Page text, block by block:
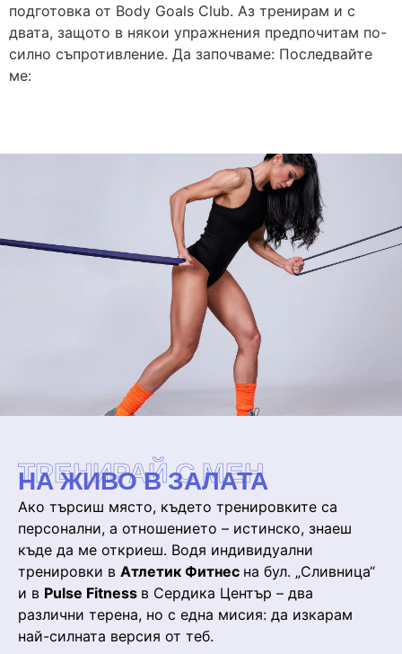
подготовка от Body Goals Club. Аз тренирам и с
двата, защото в някои упражнения предпочитам по-
силно съпротивление. Да започваме: Последвайте
ме:
ТРЕНИРАЙ С МЕН
НА ЖИВО В ЗАЛАТА
Ако търсиш място, където тренировките са
персонални, а отношението – истинско, знаеш
къде да ме откриеш. Водя индивидуални
тренировки в Атлетик Фитнес на бул. „Сливница“
и в Pulse Fitness в Сердика Център – два
различни терена, но с една мисия: да изкарам
най-силната версия от теб.